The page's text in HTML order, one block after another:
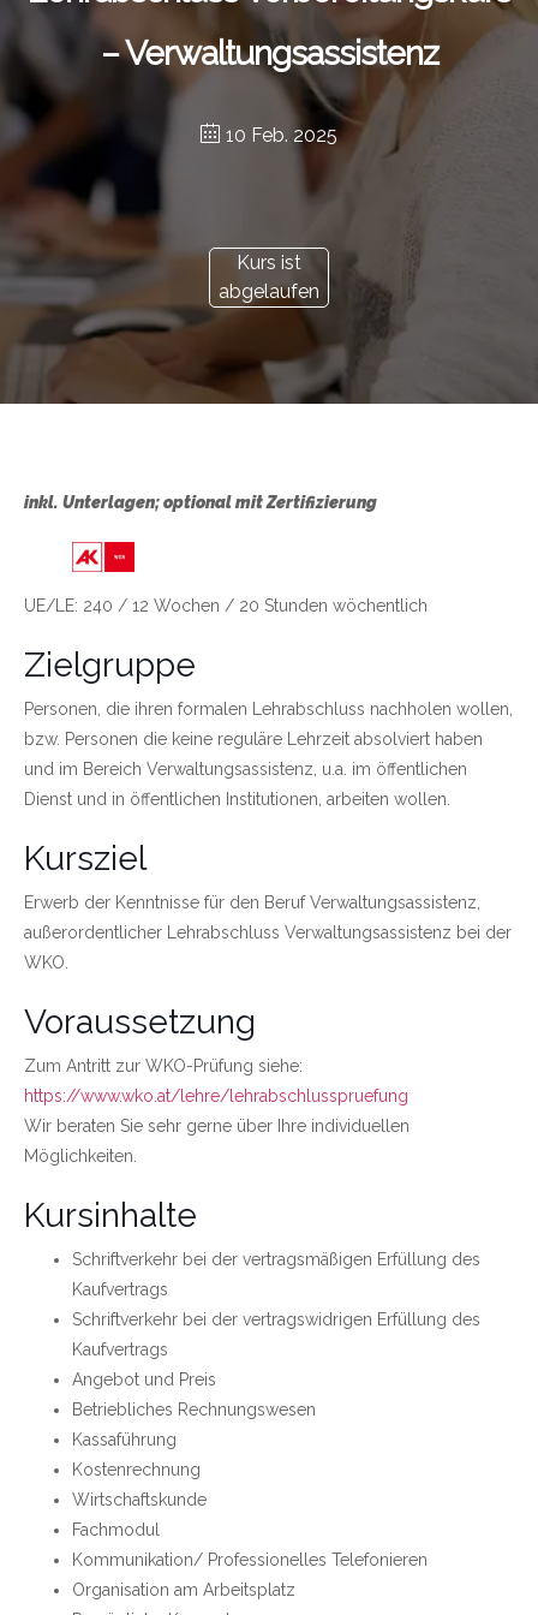
– Verwaltungsassistenz
10 Feb. 2025
Kurs ist
abgelaufen
inkl. Unterlagen; optional mit Zertifizierung
UE/LE: 240 / 12 Wochen / 20 Stunden wöchentlich
Zielgruppe
Personen, die ihren formalen Lehrabschluss nachholen wollen,
bzw. Personen die keine reguläre Lehrzeit absolviert haben
und im Bereich Verwaltungsassistenz, u.a. im öffentlichen
Dienst und in öffentlichen Institutionen, arbeiten wollen.
Kursziel
Erwerb der Kenntnisse für den Beruf Verwaltungsassistenz,
außerordentlicher Lehrabschluss Verwaltungsassistenz bei der
WKO.
Voraussetzung
Zum Antritt zur WKO-Prüfung siehe:
https://www.wko.at/lehre/lehrabschlusspruefung
Wir beraten Sie sehr gerne über Ihre individuellen
Möglichkeiten.
Kursinhalte
Schriftverkehr bei der vertragsmäßigen Erfüllung des
Kaufvertrags
Schriftverkehr bei der vertragswidrigen Erfüllung des
Kaufvertrags
Angebot und Preis
Betriebliches Rechnungswesen
Kassaführung
Kostenrechnung
Wirtschaftskunde
Fachmodul
Kommunikation/ Professionelles Telefonieren
Organisation am Arbeitsplatz